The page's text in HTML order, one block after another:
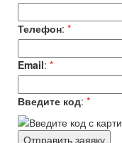
Телефон: *
Email: *
Введите код: *